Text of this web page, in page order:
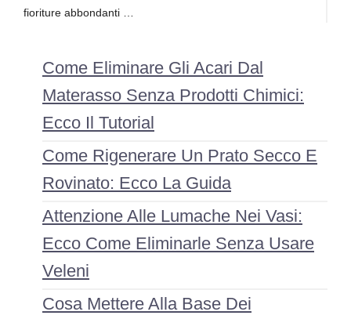
fioriture abbondanti …
Come Eliminare Gli Acari Dal
Materasso Senza Prodotti Chimici:
Ecco Il Tutorial
Come Rigenerare Un Prato Secco E
Rovinato: Ecco La Guida
Attenzione Alle Lumache Nei Vasi:
Ecco Come Eliminarle Senza Usare
Veleni
Cosa Mettere Alla Base Dei